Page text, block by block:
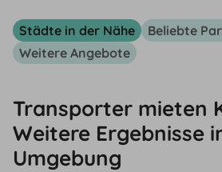
Städte in der Nähe
Beliebte
Weitere Angebote
Transporter mieten
Weitere Ergebnisse
Umgebung